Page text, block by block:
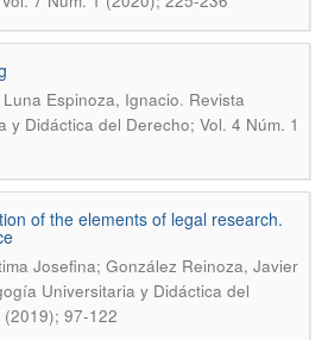
Espinoza, Ignacio. Revista
y Didáctica del Derecho; Vol. 4 Núm. 1
of the elements of legal research.
Josefina; González Reinoza, Javier
Universitaria y Didáctica del
(2019); 97-122